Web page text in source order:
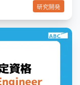
研究開発